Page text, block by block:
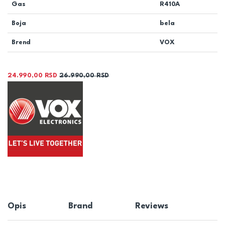
Gas R410A
Boja bela
Brend VOX
24.990,00 RSD 26.990,00RSD
Opis Brand Reviews